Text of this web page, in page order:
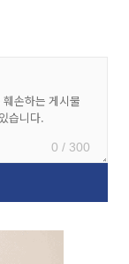
0 / 300